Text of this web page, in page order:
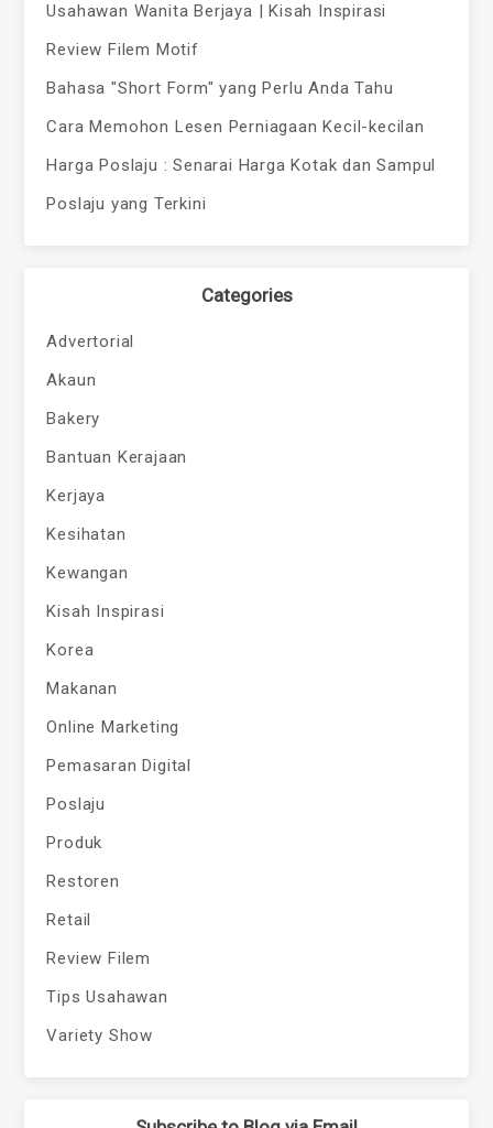
Usahawan Wanita Berjaya | Kisah Inspirasi
Review Filem Motif
Bahasa "Short Form" yang Perlu Anda Tahu
Cara Memohon Lesen Perniagaan Kecil-kecilan
Harga Poslaju : Senarai Harga Kotak dan Sampul
Poslaju yang Terkini
Categories
Advertorial
Akaun
Bakery
Bantuan Kerajaan
Kerjaya
Kesihatan
Kewangan
Kisah Inspirasi
Korea
Makanan
Online Marketing
Pemasaran Digital
Poslaju
Produk
Restoren
Retail
Review Filem
Tips Usahawan
Variety Show